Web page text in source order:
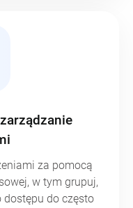
za pomocą
w tym grupuj,
do często